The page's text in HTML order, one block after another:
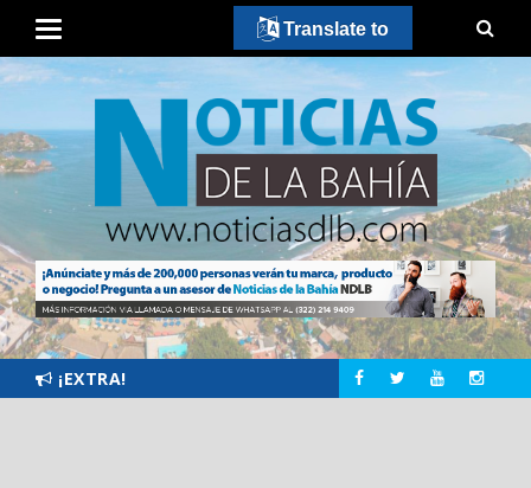
¡EXTRA!
Translate to